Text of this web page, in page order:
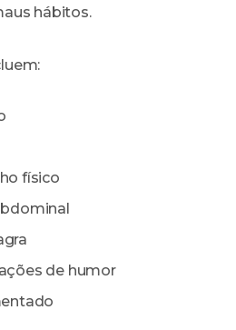
hábitos.
físico
de humor